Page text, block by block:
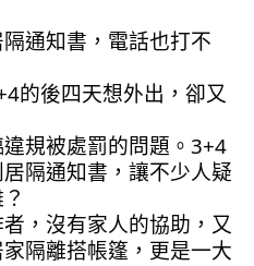
隔通知書，電話也打不
的後四天想外出，卻又
規被處罰的問題。3+4
隔通知書，讓不少人疑
，沒有家人的協助，又
隔離搭帳篷，更是一大